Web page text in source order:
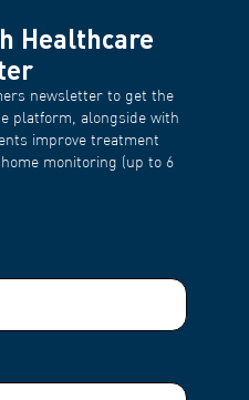
Healthcare
newsletter to get the
platform, alongside with
improve treatment
monitoring (up to 6